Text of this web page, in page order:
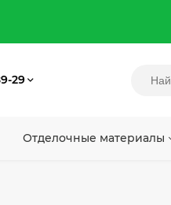
29
Отделочные материалы